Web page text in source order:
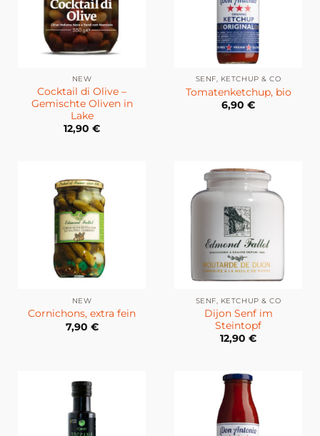
NEW
Cocktail di Olive –
Gemischte Oliven in
Lake
12,90 €
SENF, KETCHUP & CO
Tomatenketchup, bio
6,90 €
NEW
Cornichons, extra fein
7,90 €
SENF, KETCHUP & CO
Dijon Senf im
Steintopf
12,90 €